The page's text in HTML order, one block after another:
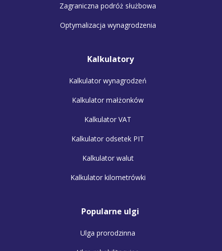
Zagraniczna podróż służbowa
Optymalizacja wynagrodzenia
Kalkulatory
Kalkulator wynagrodzeń
Kalkulator małżonków
Kalkulator VAT
Kalkulator odsetek PIT
Kalkulator walut
Kalkulator kilometrówki
Popularne ulgi
Ulga prorodzinna